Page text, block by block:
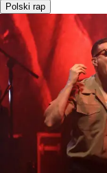
Polski rap